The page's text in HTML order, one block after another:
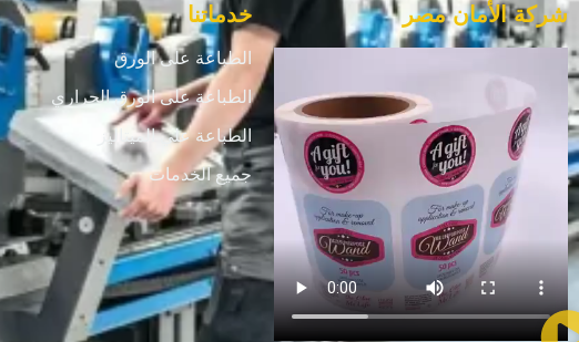
شركة الأمان مصر خدماتنا
الطباعة على الورق
الطباعة على الورق الحراري
الطباعة علي الميتاليز
جميع الخدمات